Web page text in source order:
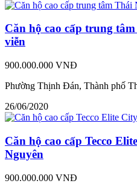
Căn hộ cao cấp trung
viễn
900.000.000 VNĐ
Phường Thịnh Đán, Thành phố
26/06/2020
Căn hộ cao cấp Tecco
Nguyên
900.000.000 VNĐ